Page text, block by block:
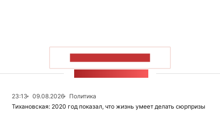
23:13 09.08.2026
Политика
Тихановская: 2020 год показал, что жизнь умеет делать сюрпризы